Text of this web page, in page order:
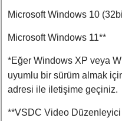
Microsoft Windows 10
Microsoft Windows 11**
*Eğer Windows XP veya
uyumlu bir sürüm almak
adresi ile iletişime geçiniz.
**VSDC Video